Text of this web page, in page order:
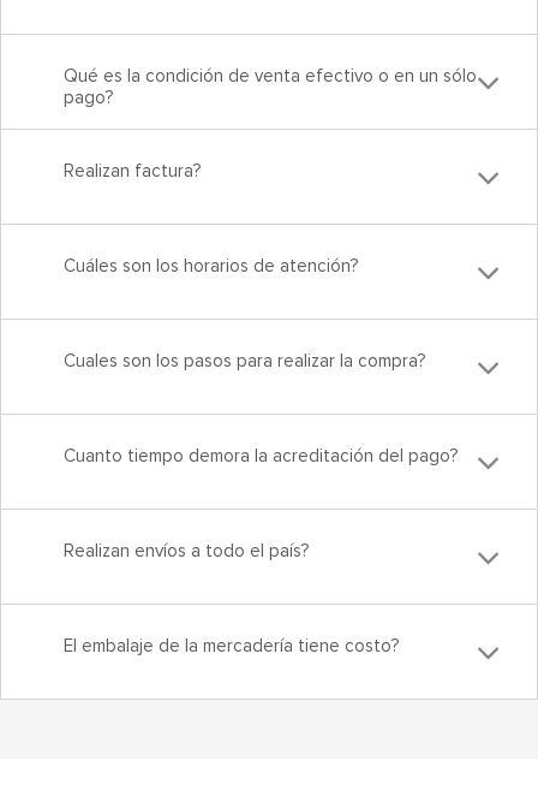
Qué es la condición de venta efectivo o en un sólo
pago?
Realizan factura?
Cuáles son los horarios de atención?
Cuales son los pasos para realizar la compra?
Cuanto tiempo demora la acreditación del pago?
Realizan envíos a todo el país?
El embalaje de la mercadería tiene costo?